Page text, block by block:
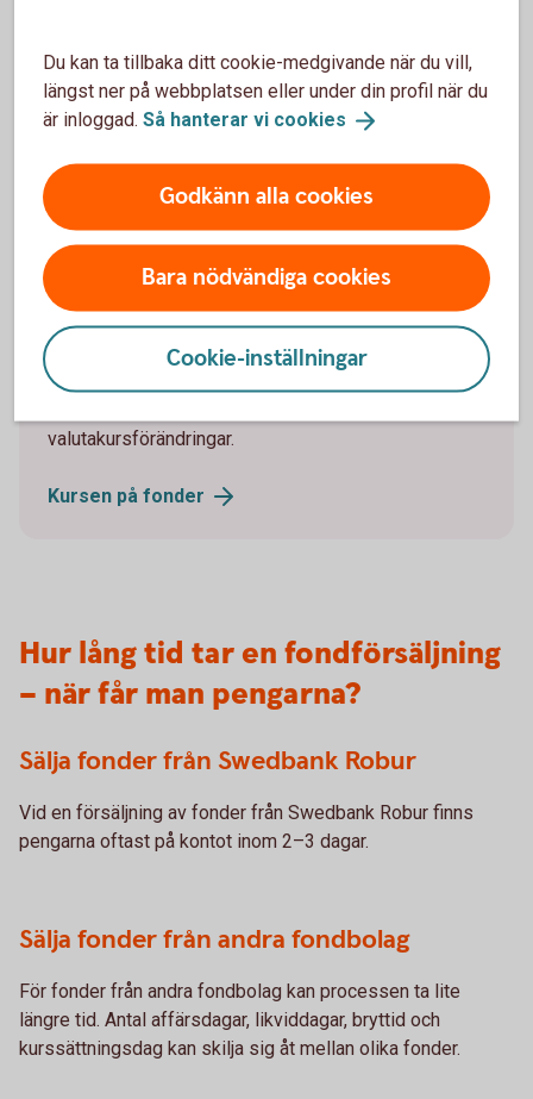
Vad är en affärsdag?
Affärsdagen är den dag som försäljningen av dina
fondandelar genomförs. Det är just den dagens
fondkurs som blir ditt försäljningspris.
Så sätts kursen på fonder
Fondkursen, alltså priset på fonden, sätts en gång
per dag. Den påverkas av kursen på de värdepapper
valutakursförändringar.
Kursen på fonder
Hur lång tid tar en fondförsäljning
– när får man pengarna?
Sälja fonder från Swedbank Robur
Vid en försäljning av fonder från Swedbank Robur finns
pengarna oftast på kontot inom 2–3 dagar.
Sälja fonder från andra fondbolag
För fonder från andra fondbolag kan processen ta lite
längre tid. Antal affärsdagar, likviddagar, bryttid och
kurssättningsdag kan skilja sig åt mellan olika fonder.
Du kan ta tillbaka ditt cookie-medgivande när du vill,
längst ner på webbplatsen eller under din profil när du
är inloggad. Så hanterar vi cookies
Godkänn alla cookies
Bara nödvändiga cookies
Cookie-inställningar